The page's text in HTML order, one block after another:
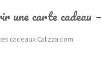
une carte cadeau
cadeaux Calizza.com